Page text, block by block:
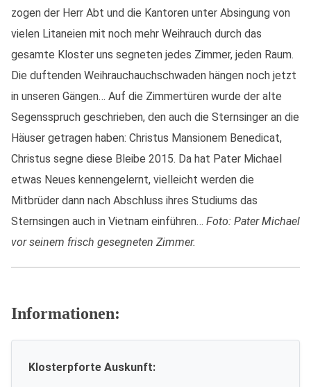
zogen der Herr Abt und die Kantoren unter Absingung von
vielen Litaneien mit noch mehr Weihrauch durch das
gesamte Kloster uns segneten jedes Zimmer, jeden Raum.
Die duftenden Weihrauchauchschwaden hängen noch jetzt
in unseren Gängen… Auf die Zimmertüren wurde der alte
Segensspruch geschrieben, den auch die Sternsinger an die
Häuser getragen haben: Christus Mansionem Benedicat,
Christus segne diese Bleibe 2015. Da hat Pater Michael
etwas Neues kennengelernt, vielleicht werden die
Mitbrüder dann nach Abschluss ihres Studiums das
Sternsingen auch in Vietnam einführen… Foto: Pater Michael
vor seinem frisch gesegneten Zimmer.
Informationen:
Klosterpforte Auskunft: